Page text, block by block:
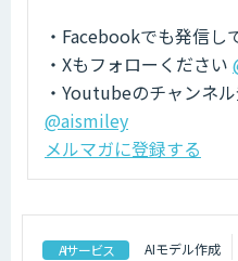
・Facebookでも発信し
・Xもフォローください
・Youtubeのチャンネ
@aismiley
メルマガに登録する
AIサービス AIモデル作成